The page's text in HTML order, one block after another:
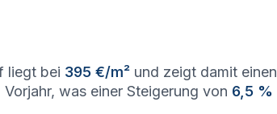
liegt bei 395 €/m² und zeigt damit einen
was einer Steigerung von 6,5 %